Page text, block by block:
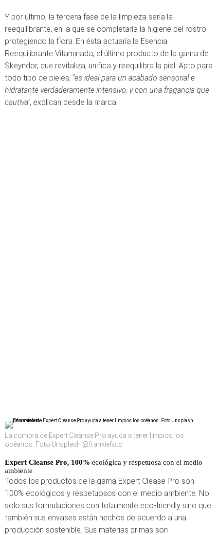
Y por último, la tercera fase de la limpieza sería la
reequilibrante, en la que se completaría la higiene del rostro
protegiendo la flora. En ésta actuaría la Esencia
Reequilibrante Vitaminada, el último producto de la gama de
Skeyndor, que revitaliza, unifica y reequilibra la piel. Apto para
todo tipo de pieles, "es ideal para un acabado sensorial e
hidratante verdaderamente intensivo, y con una fragancia que
cautiva", explican desde la marca.
La compra de Expert Cleanse Pro ayuda a tener limpios los
océanos. Foto Unsplash @frankiefoto
Expert Cleanse Pro, 100% ecológica y respetuosa con el medio
ambiente
Todos los productos de la gama Expert Clease Pro son
100% ecológicos y respetuosos con el medio ambiente. No
solo sus formulaciones con totalmente eco-friendly sino que
también sus envases están hechos de acuerdo a una
producción sostenible. Sus materias primas son